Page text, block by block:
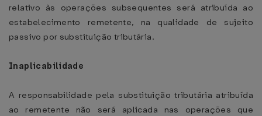
relativo às operações subsequentes será atribuída ao
estabelecimento remetente, na qualidade de sujeito
passivo por substituição tributária.
Inaplicabilidade
A responsabilidade pela substituição tributária atribuída
ao remetente não será aplicada nas operações que